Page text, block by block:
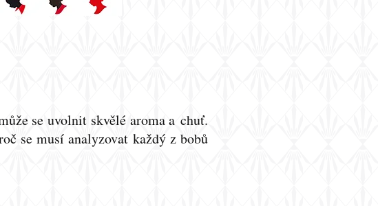
se uvolnit skvělé aroma a chuť.
se musí analyzovat každý z bobů